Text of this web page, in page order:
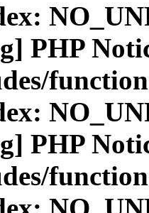
PHP
PHP